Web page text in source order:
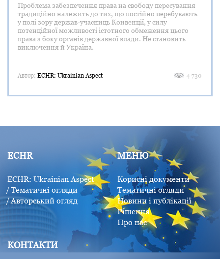
Проблема забезпечення права на свободу пересування
традиційно належить до тих, що постійно перебувають
у полі зору держав-учасниць Конвенції, у силу
потенційної можливості істотного обмеження цього
права з боку органів державної влади. Не становить
виключення й Україна.
Автор: ECHR: Ukrainian Aspect 4 730
ECHR
ECHR: Ukrainian Aspect
Тематичні огляди
Авторський огляд
МЕНЮ
Корисні документи
Тематичні огляди
Новини і публікації
Рішення
Про нас
КОНТАКТИ